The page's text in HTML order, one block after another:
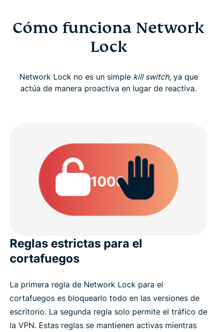
Cómo funciona Network
Lock
Network Lock no es un simple kill switch, ya que
actúa de manera proactiva en lugar de reactiva.
Reglas estrictas para el
cortafuegos
La primera regla de Network Lock para el
cortafuegos es bloquearlo todo en las versiones de
escritorio. La segunda regla solo permite el tráfico de
la VPN. Estas reglas se mantienen activas mientras